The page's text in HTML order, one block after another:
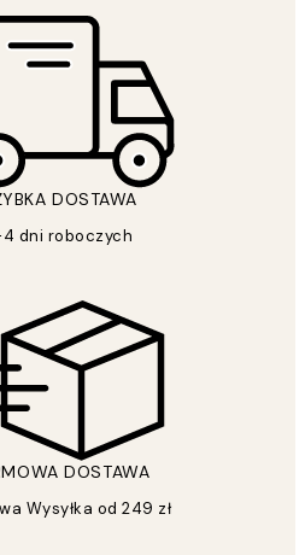
DOSTAWA
dni roboczych
DOSTAWA
Wysyłka od 249 zł